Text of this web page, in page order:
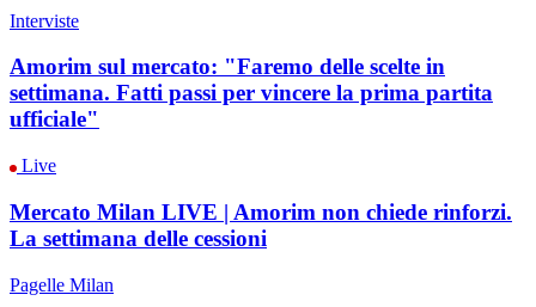
Interviste
Amorim sul mercato: "Faremo delle scelte in
settimana. Fatti passi per vincere la prima partita
ufficiale"
Live
Mercato Milan LIVE | Amorim non chiede rinforzi.
La settimana delle cessioni
Pagelle Milan